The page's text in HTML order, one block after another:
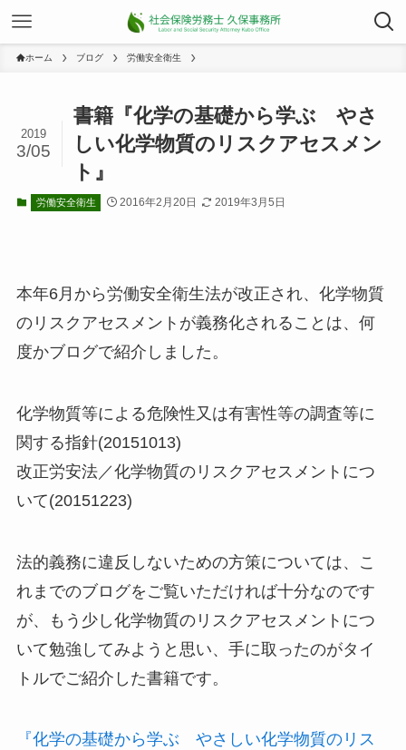
ホーム ブログ 労働安全衛生
書籍『化学の基礎から学ぶ やさ
しい化学物質のリスクアセスメン
ト』
2019
3/05
労働安全衛生 2016年2月20日 2019年3月5日
本年6月から労働安全衛生法が改正され、化学物質
のリスクアセスメントが義務化されることは、何
度かブログで紹介しました。
化学物質等による危険性又は有害性等の調査等に
関する指針(20151013)
改正労安法／化学物質のリスクアセスメントにつ
いて(20151223)
法的義務に違反しないための方策については、こ
れまでのブログをご覧いただければ十分なのです
が、もう少し化学物質のリスクアセスメントにつ
いて勉強してみようと思い、手に取ったのがタイ
トルでご紹介した書籍です。
『化学の基礎から学ぶ やさしい化学物質のリス